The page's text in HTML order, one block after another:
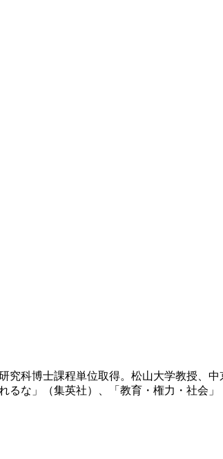
究科博士課程単位取得。松山大学教授、
な」（集英社）、「教育・権力・社会